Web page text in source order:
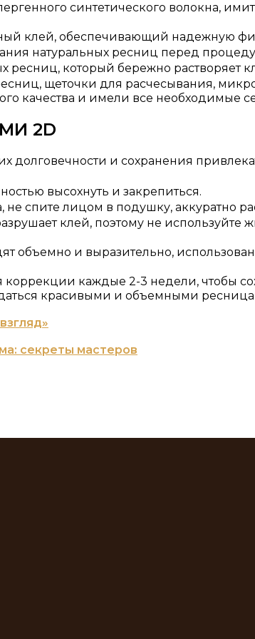
синтетического волокна,
клей, обеспечивающий надежную
натуральных ресниц перед
ресниц, который бережно растворяет
щеточки для расчесывания,
качества и имели все необходимые
2D
и сохранения
высохнуть и закрепиться.​
не спите лицом в подушку,
клей, поэтому не
объемно и выразительно,
каждые 2-3 недели, чтобы
красивыми и объемными
секреты мастеров